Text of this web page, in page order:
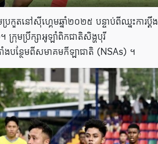
តនៅស៊ីហ្គេមឆ្នាំ២០២៥ បន្ទាប់ពីឈ្នះការប្ដឹង
រុមប្រឹក្សាអូឡាំពិកជាតិសិង្ហបុរី
ងបន្ថែមពីសមាគមកីឡាជាតិ (NSAs) ។